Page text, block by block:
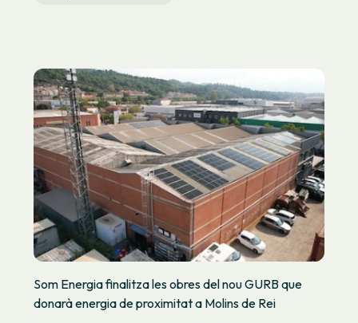
Som Energia finalitza les obres del nou GURB que
donarà energia de proximitat a Molins de Rei